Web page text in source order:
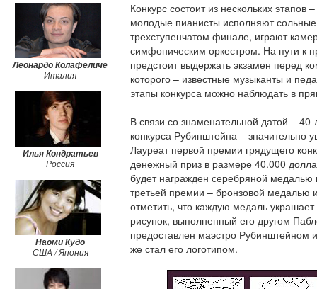
Леонардо Колафеличе
Италия
Илья Кондратьев
Россия
Наоми Кудо
США / Япония
Конкурс состоит из нескольких
молодые пианисты исполняют
трехступенчатом финале, играют
симфоническим оркестром. На пути к
предстоит выдержать экзамен перед
которого – известные музыканты и
этапы конкурса можно наблюдать в
В связи со знаменательной датой –
конкурса Рубинштейна – значительно
Лауреат первой премии грядущего
денежный приз в размере 40.000
будет награжден серебряной
третьей премии – бронзовой медалью
отметить, что каждую медаль
рисунок, выполненный его другом
предоставлен маэстро Рубинштейном
же стал его логотипом.